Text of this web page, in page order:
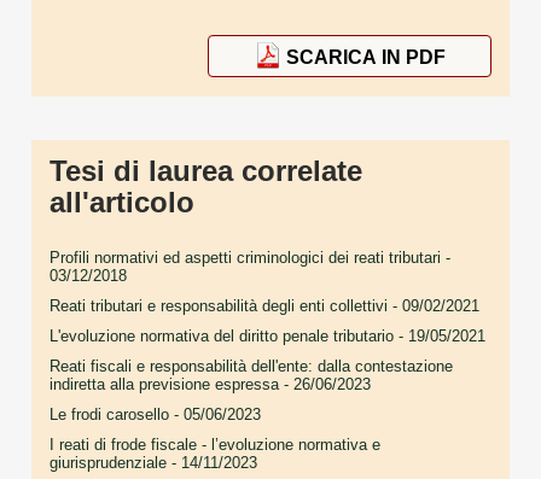
SCARICA IN PDF
Tesi di laurea correlate
all'articolo
Profili normativi ed aspetti criminologici dei reati tributari -
03/12/2018
Reati tributari e responsabilità degli enti collettivi - 09/02/2021
L'evoluzione normativa del diritto penale tributario - 19/05/2021
Reati fiscali e responsabilità dell'ente: dalla contestazione
indiretta alla previsione espressa - 26/06/2023
Le frodi carosello - 05/06/2023
I reati di frode fiscale - l’evoluzione normativa e
giurisprudenziale - 14/11/2023